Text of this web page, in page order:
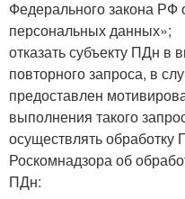
Федерального закона
персональных данных»;
отказать субъекту ПДн в
повторного запроса, в
предоставлен
выполнения такого
осуществлять
Роскомнадзора об
ПДн: